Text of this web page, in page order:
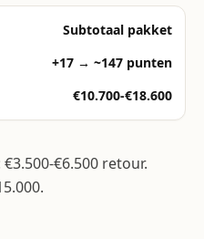
Subtotaal pakket
+17 → ~147 punten
€10.700-€18.600
€6.500 retour.